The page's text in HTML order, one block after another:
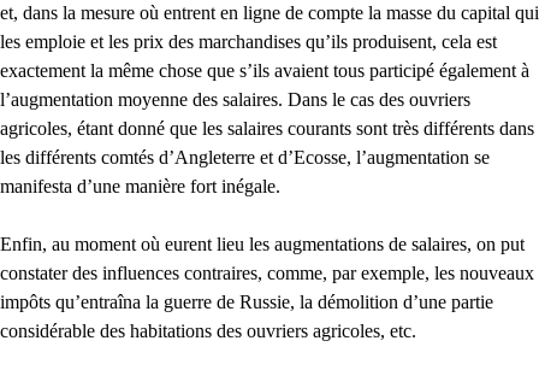
et, dans la mesure où entrent en ligne de compte la masse du capital qui
les emploie et les prix des marchandises qu’ils produisent, cela est
exactement la même chose que s’ils avaient tous participé également à
l’augmentation moyenne des salaires. Dans le cas des ouvriers
agricoles, étant donné que les salaires courants sont très différents dans
les différents comtés d’Angleterre et d’Ecosse, l’augmentation se
manifesta d’une manière fort inégale.
Enfin, au moment où eurent lieu les augmentations de salaires, on put
constater des influences contraires, comme, par exemple, les nouveaux
impôts qu’entraîna la guerre de Russie, la démolition d’une partie
considérable des habitations des ouvriers agricoles, etc.